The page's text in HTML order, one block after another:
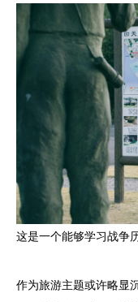
这是一个能够学习战争
作为旅游主题或许略显